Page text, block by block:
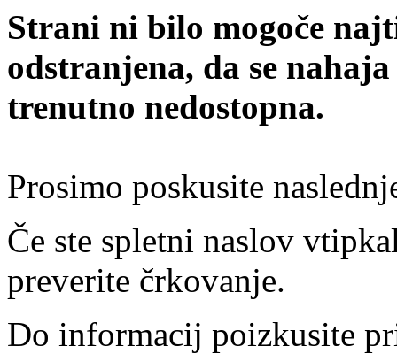
Strani ni bilo mogoče
odstranjena, da se
trenutno nedostopna.
Prosimo poskusite
Če ste spletni naslov
preverite črkovanje.
Do informacij poizkusite